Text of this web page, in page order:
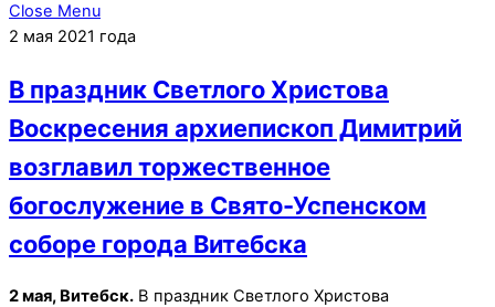
Close Menu
2 мая 2021 года
В праздник Светлого Христова
Воскресения архиепископ Димитрий
возглавил торжественное
богослужение в Свято-Успенском
соборе города Витебска
2 мая, Витебск. В праздник Светлого Христова